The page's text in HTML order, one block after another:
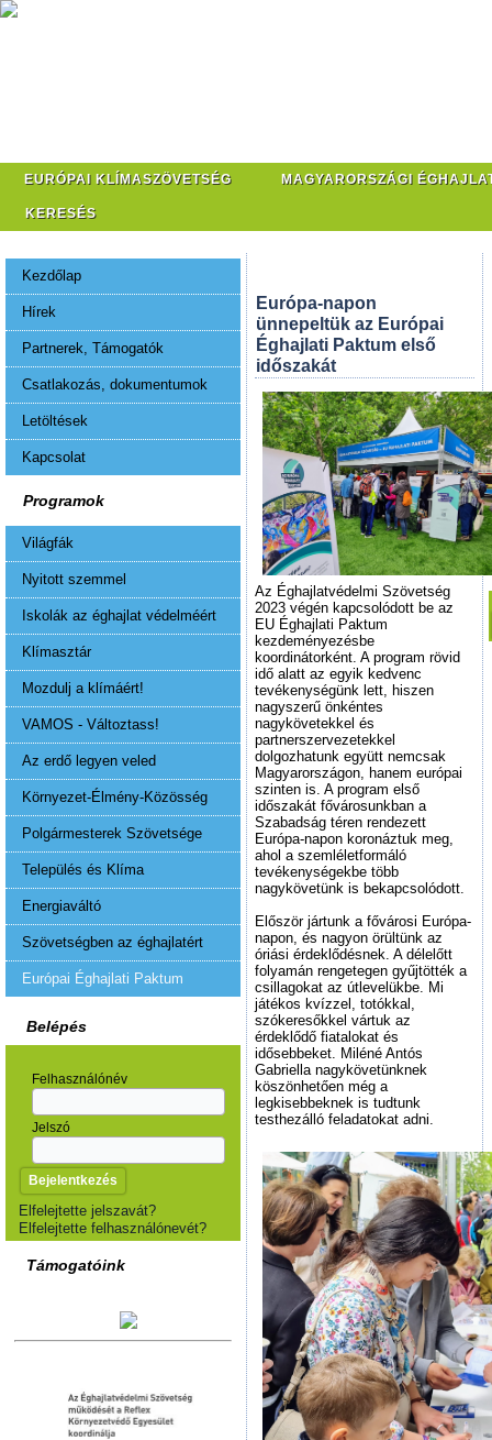
EURÓPAI KLÍMASZÖVETSÉG MAGYARORSZÁGI
KERESÉS
Kezdőlap
Hírek
Partnerek, Támogatók
Csatlakozás, dokumentumok
Letöltések
Kapcsolat
Programok
Világfák
Nyitott szemmel
Iskolák az éghajlat védelméért
Klímasztár
Mozdulj a klímáért!
VAMOS - Változtass!
Az erdő legyen veled
Környezet-Élmény-Közösség
Polgármesterek Szövetsége
Település és Klíma
Energiaváltó
Szövetségben az éghajlatért
Európai Éghajlati Paktum
Belépés
Felhasználónév
Jelszó
Elfelejtette jelszavát?
Elfelejtette felhasználónevét?
Támogatóink
Európa-napon
ünnepeltük az Európai
Éghajlati Paktum első
időszakát
Az Éghajlatvédelmi Szövetség
2023 végén kapcsolódott be az
EU Éghajlati Paktum
kezdeményezésbe
koordinátorként. A program rövid
idő alatt az egyik kedvenc
tevékenységünk lett, hiszen
nagyszerű önkéntes
nagykövetekkel és
partnerszervezetekkel
dolgozhatunk együtt nemcsak
Magyarországon, hanem európai
szinten is. A program első
időszakát fővárosunkban a
Szabadság téren rendezett
Európa-napon koronáztuk meg,
ahol a szemléletformáló
tevékenységekbe több
nagykövetünk is bekapcsolódott.
Először jártunk a fővárosi Európa-
napon, és nagyon örültünk az
óriási érdeklődésnek. A délelőtt
folyamán rengetegen gyűjtötték a
csillagokat az útlevelükbe. Mi
játékos kvízzel, totókkal,
szókeresőkkel vártuk az
érdeklődő fiatalokat és
idősebbeket. Miléné Antós
Gabriella nagykövetünknek
köszönhetően még a
legkisebbeknek is tudtunk
testhezálló feladatokat adni.